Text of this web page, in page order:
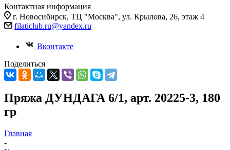
Контактная информация
г. Новосибирск, ТЦ "Москва", ул. Крылова, 26, этаж 4
filaticlub.ru@yandex.ru
Вконтакте
Поделиться
Пряжа ДУНДАГА 6/1, арт. 20225-3, 180
гр
Главная
-